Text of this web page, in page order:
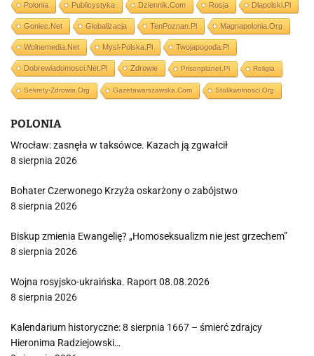
Polonia Publicystyka Dziennik.com Rosja Dlapolski.pl
Goniec.net Globalizacja TenPoznan.pl Magnapolonia.org
Wolnemedia.net Mysl-Polska.pl Twojapogoda.pl
Dobrewiadomosci.net.pl Zdrowie Prisonplanet.pl Religia
Sekrety-Zdrowia.org Gazetawarszawska.com Stolikwolnosci.org
POLONIA
Wrocław: zasnęła w taksówce. Kazach ją zgwałcił
8 sierpnia 2026
Bohater Czerwonego Krzyża oskarżony o zabójstwo
8 sierpnia 2026
Biskup zmienia Ewangelię? „Homoseksualizm nie jest grzechem”
8 sierpnia 2026
Wojna rosyjsko-ukraińska. Raport 08.08.2026
8 sierpnia 2026
Kalendarium historyczne: 8 sierpnia 1667 – śmierć zdrajcy
Hieronima Radziejowski…